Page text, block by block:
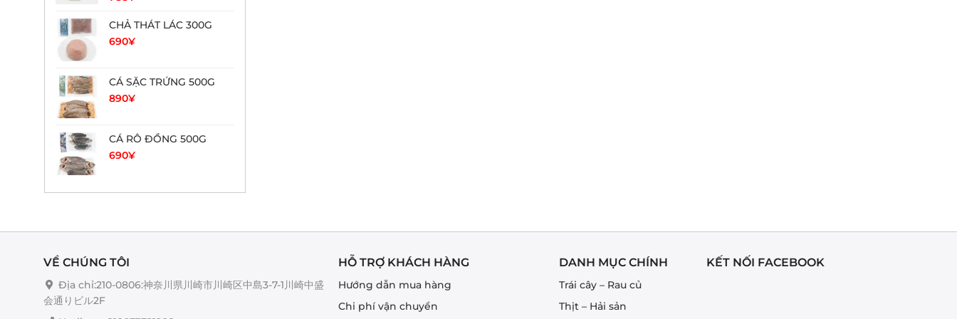
CHẢ THÁT LÁC 300G
690¥
CÁ SẶC TRỨNG 500G
890¥
CÁ RÔ ĐỒNG 500G
690¥
VỀ CHÚNG TÔI
Địa chỉ:210-0806:神奈川県川崎市川崎区中島3-7-1川崎中盛
会通りビル2F
HỖ TRỢ KHÁCH HÀNG
Hướng dẫn mua hàng
Chi phí vận chuyển
DANH MỤC CHÍNH
Trái cây – Rau củ
Thịt – Hải sản
KẾT NỐI FACEBOOK